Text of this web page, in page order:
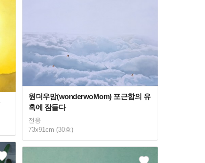
원더우맘(wonderwoMom) 포근함의 유
혹에 잠들다
전웅
73x91cm (30호)